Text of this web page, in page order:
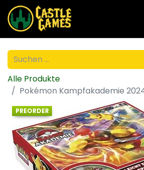
Alle Produkte
Pokémon Kampfakademie
PREORDER